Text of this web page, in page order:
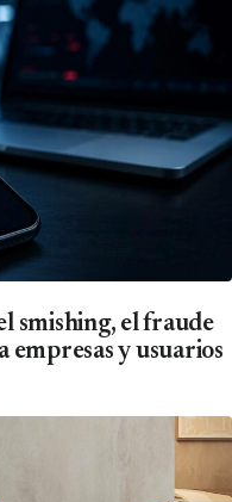
smishing, el fraude
empresas y usuarios